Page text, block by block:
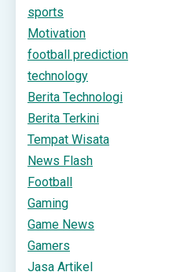
sports
Motivation
football prediction
technology
Berita Technologi
Berita Terkini
Tempat Wisata
News Flash
Football
Gaming
Game News
Gamers
Jasa Artikel